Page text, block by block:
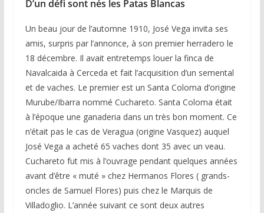
D’un défi sont nés les Patas Blancas
Un beau jour de l’automne 1910, José Vega invita ses
amis, surpris par l’annonce, à son premier herradero le
18 décembre. Il avait entretemps louer la finca de
Navalcaida à Cerceda et fait l’acquisition d’un semental
et de vaches. Le premier est un Santa Coloma d’origine
Murube/Ibarra nommé Cuchareto. Santa Coloma était
à l’époque une ganaderia dans un très bon moment. Ce
n’était pas le cas de Veragua (origine Vasquez) auquel
José Vega a acheté 65 vaches dont 35 avec un veau.
Cuchareto fut mis à l’ouvrage pendant quelques années
avant d’être « muté » chez Hermanos Flores ( grands-
oncles de Samuel Flores) puis chez le Marquis de
Villadoglio. L’année suivant ce sont deux autres